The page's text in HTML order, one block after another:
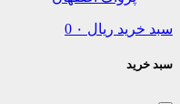
سبد خرید ریال 0
سبد خرید